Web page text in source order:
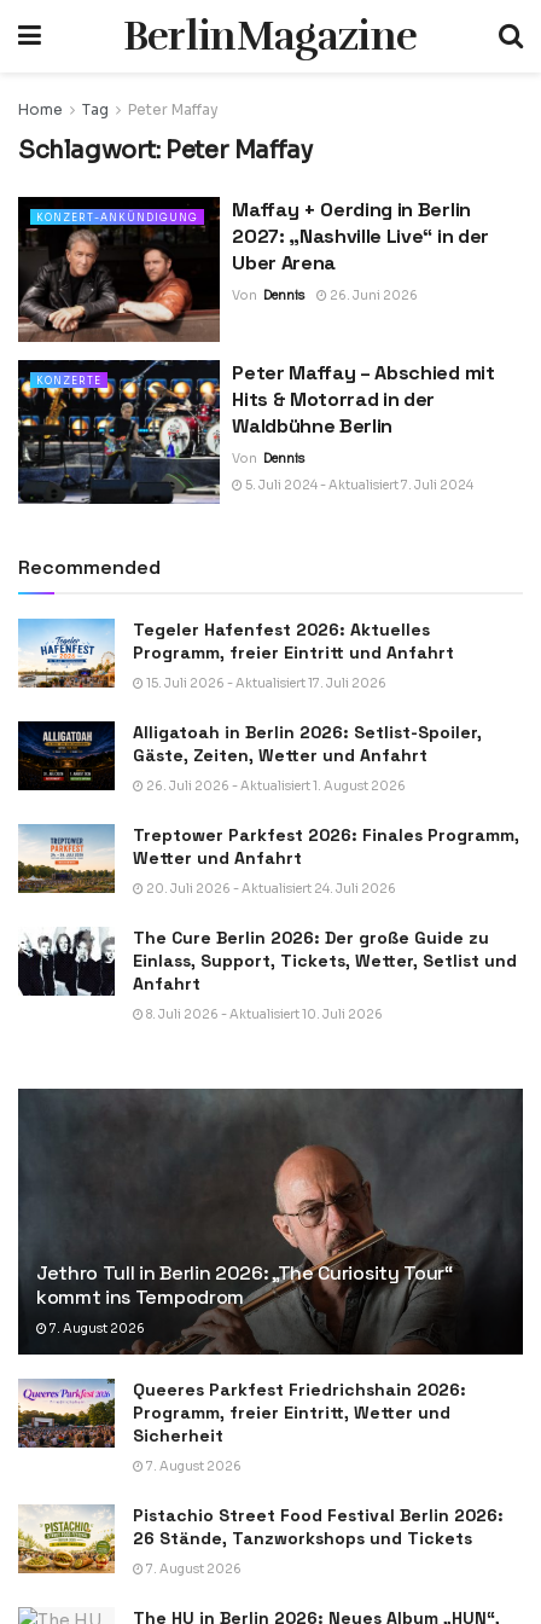
BerlinMagazine
Home Tag Peter Maffay
Schlagwort: Peter Maffay
KONZERT-ANKÜNDIGUNG
Maffay + Oerding in Berlin
2027: „Nashville Live“ in der
Uber Arena
Von Dennis 26. Juni 2026
KONZERTE
Peter Maffay – Abschied mit
Hits & Motorrad in der
Waldbühne Berlin
Von Dennis
5. Juli 2024 - Aktualisiert 7. Juli 2024
Recommended
Tegeler Hafenfest 2026: Aktuelles
Programm, freier Eintritt und Anfahrt
15. Juli 2026 - Aktualisiert 17. Juli 2026
Alligatoah in Berlin 2026: Setlist-Spoiler,
Gäste, Zeiten, Wetter und Anfahrt
26. Juli 2026 - Aktualisiert 1. August 2026
Treptower Parkfest 2026: Finales Programm,
Wetter und Anfahrt
20. Juli 2026 - Aktualisiert 24. Juli 2026
The Cure Berlin 2026: Der große Guide zu
Einlass, Support, Tickets, Wetter, Setlist und
Anfahrt
8. Juli 2026 - Aktualisiert 10. Juli 2026
Jethro Tull in Berlin 2026: „The Curiosity Tour“
kommt ins Tempodrom
7. August 2026
Queeres Parkfest Friedrichshain 2026:
Programm, freier Eintritt, Wetter und
Sicherheit
7. August 2026
Pistachio Street Food Festival Berlin 2026:
26 Stände, Tanzworkshops und Tickets
7. August 2026
The HU in Berlin 2026: Neues Album „HUN“,